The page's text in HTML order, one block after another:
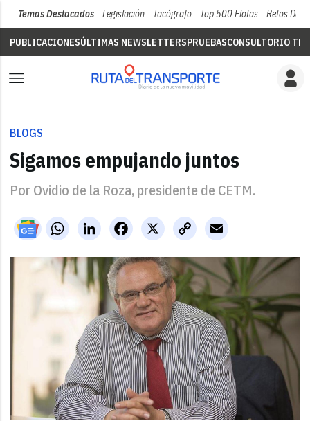
Temas Destacados Legislación Tacógrafo Top 500 Flotas Retos Del
PUBLICACIONESÚLTIMAS NEWSLETTERSPRUEBASCONSULTORIO
BLOGS
Sigamos empujando juntos
Por Ovidio de la Roza, presidente de CETM.
WhatsAppLinkedIn X
Facebook
Copy
Link
Email